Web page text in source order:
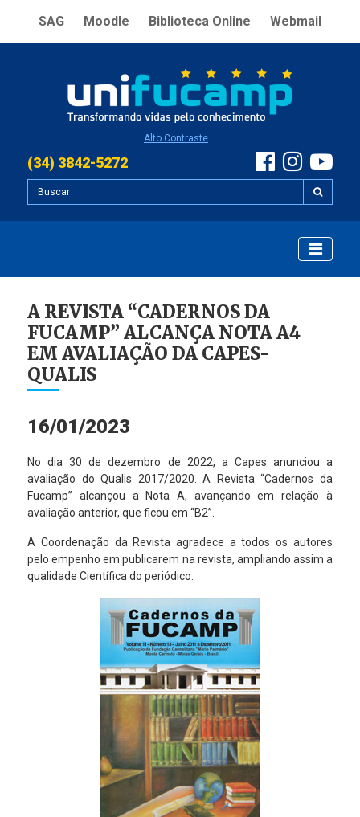
SAG Moodle Biblioteca Online Webmail
Alto Contraste
(34) 3842-5272
A REVISTA “CADERNOS DA
FUCAMP” ALCANÇA NOTA A4
EM AVALIAÇÃO DA CAPES-
QUALIS
16/01/2023
No dia 30 de dezembro de 2022, a Capes anunciou a
avaliação do Qualis 2017/2020. A Revista “Cadernos da
Fucamp” alcançou a Nota A, avançando em relação à
avaliação anterior, que ficou em “B2”.
A Coordenação da Revista agradece a todos os autores
pelo empenho em publicarem na revista, ampliando assim a
qualidade Científica do periódico.